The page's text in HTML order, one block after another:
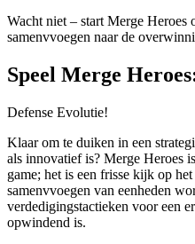
Wacht niet – start Merge Heroes
samenvvoegen naar de
Speel Merge
Defense Evolutie!
Klaar om te duiken in een
als innovatief is? Merge Heroes
game; het is een frisse kijk op
samenvvoegen van eenheden
verdedigingstactieken voor een
opwindend is.